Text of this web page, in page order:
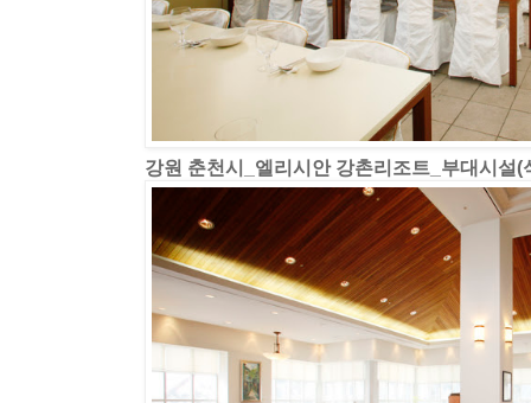
강원 춘천시_엘리시안 강촌리조트_부대시설(